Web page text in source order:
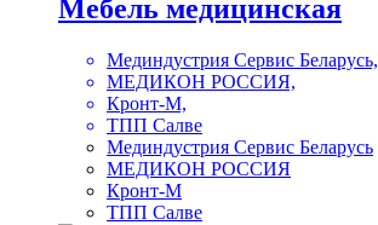
Мебель медицинская
Мединдустрия Сервис Беларусь,
МЕДИКОН РОССИЯ,
Кронт-М,
ТПП Салве
Мединдустрия Сервис Беларусь
МЕДИКОН РОССИЯ
Кронт-М
ТПП Салве